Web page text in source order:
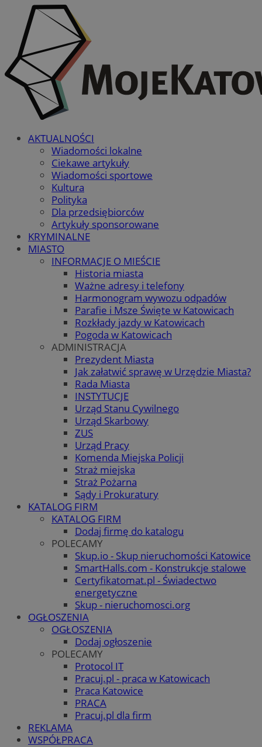
AKTUALNOŚCI
Wiadomości lokalne
Ciekawe artykuły
Wiadomości sportowe
Kultura
Polityka
Dla przedsiębiorców
Artykuły sponsorowane
KRYMINALNE
MIASTO
INFORMACJE O MIEŚCIE
Historia miasta
Ważne adresy i telefony
Harmonogram wywozu odpadów
Parafie i Msze Święte w Katowicach
Rozkłady jazdy w Katowicach
Pogoda w Katowicach
ADMINISTRACJA
Prezydent Miasta
Jak załatwić sprawę w Urzędzie Miasta?
Rada Miasta
INSTYTUCJE
Urząd Stanu Cywilnego
Urząd Skarbowy
ZUS
Urząd Pracy
Komenda Miejska Policji
Straż miejska
Straż Pożarna
Sądy i Prokuratury
KATALOG FIRM
KATALOG FIRM
Dodaj firmę do katalogu
POLECAMY
Skup.io - Skup nieruchomości Katowice
SmartHalls.com - Konstrukcje stalowe
Certyfikatomat.pl - Świadectwo
energetyczne
Skup - nieruchomosci.org
OGŁOSZENIA
OGŁOSZENIA
Dodaj ogłoszenie
POLECAMY
Protocol IT
Pracuj.pl - praca w Katowicach
Praca Katowice
PRACA
Pracuj.pl dla firm
REKLAMA
WSPÓŁPRACA